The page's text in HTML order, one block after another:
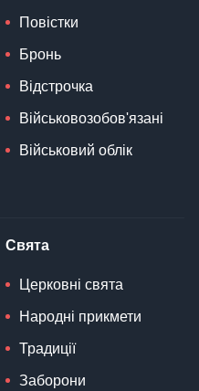
Повістки
Бронь
Відстрочка
Військовозобов'язані
Військовий облік
Свята
Церковні свята
Народні прикмети
Традиції
Заборони